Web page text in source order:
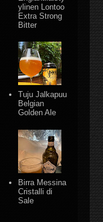
ylinen Lontoo
Extra Strong
Bitter
Tuju Jalkapuu
Belgian
Golden Ale
Birra Messina
Cristalli di
Sale